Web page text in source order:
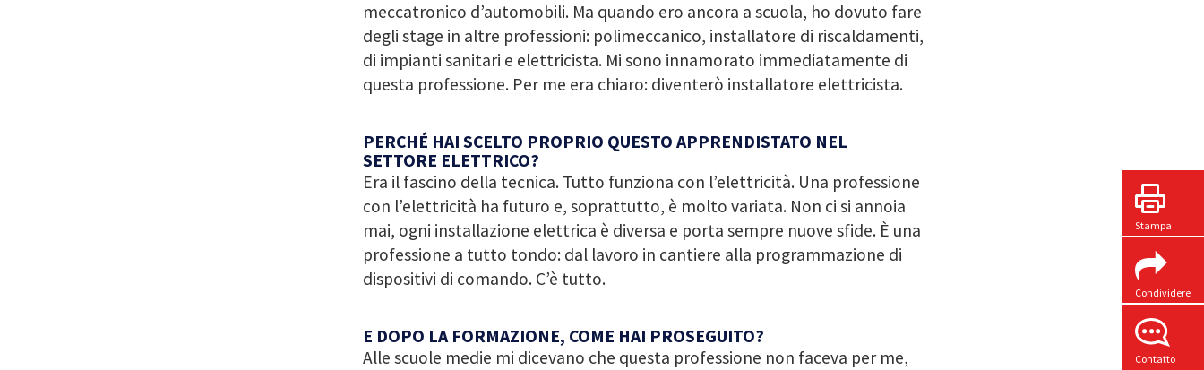
Stampa
Condividere
Contatto
meccatronico d’automobili. Ma quando ero ancora a scuola, ho dovuto fare
degli stage in altre professioni: polimeccanico, installatore di riscaldamenti,
di impianti sanitari e elettricista. Mi sono innamorato immediatamente di
questa professione. Per me era chiaro: diventerò installatore elettricista.
PERCHÉ HAI SCELTO PROPRIO QUESTO APPRENDISTATO NEL
SETTORE ELETTRICO?
Era il fascino della tecnica. Tutto funziona con l’elettricità. Una professione
con l’elettricità ha futuro e, soprattutto, è molto variata. Non ci si annoia
mai, ogni installazione elettrica è diversa e porta sempre nuove sfide. È una
professione a tutto tondo: dal lavoro in cantiere alla programmazione di
dispositivi di comando. C’è tutto.
E DOPO LA FORMAZIONE, COME HAI PROSEGUITO?
Alle scuole medie mi dicevano che questa professione non faceva per me,